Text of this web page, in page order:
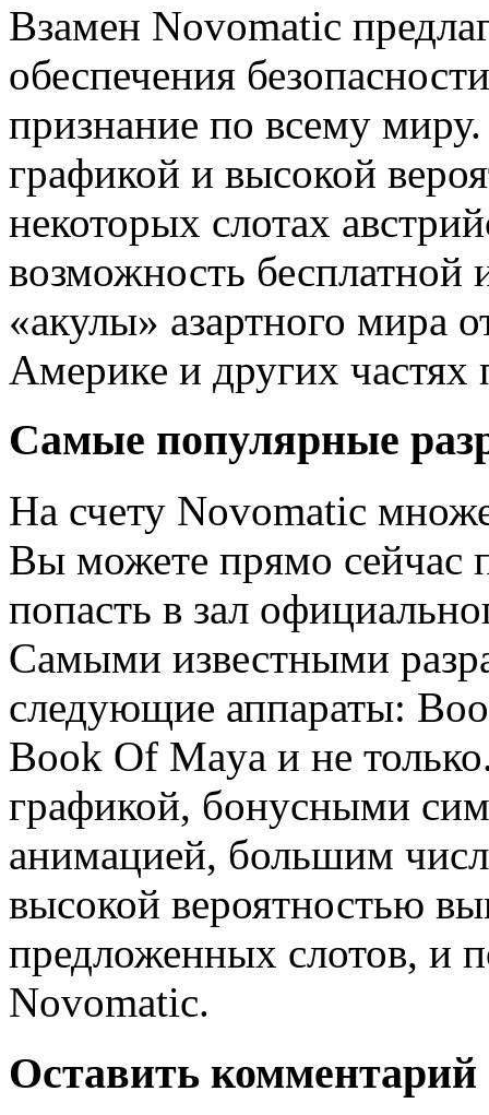
Взамен Novomatic
обеспечения
признание по всему
графикой и высокой
некоторых слотах
возможность бесплатной
«акулы» азартного мира
Америке и других частях
Самые популярные
На счету Novomatic
Вы можете прямо сейчас
попасть в зал
Самыми известными
следующие аппараты:
Book Of Maya и не
графикой, бонусными
анимацией, большим
высокой вероятностью
предложенных слотов, и
Novomatic.
Оставить комментарий